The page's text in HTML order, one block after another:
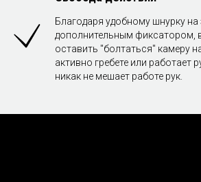
Благодаря удобному шнурку на
дополнительным фиксатором,
оставить "болтаться" камеру
активно гребете или работает
никак не мешает работе рук.